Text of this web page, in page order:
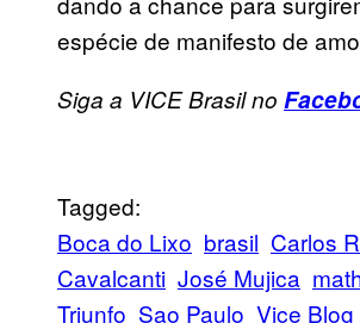
espécie de manifesto de
Siga a VICE Brasil no
Tagged:
Boca do Lixo brasil Carlos
Cavalcanti José Mujica
Triunfo Sao Paulo Vice Blog